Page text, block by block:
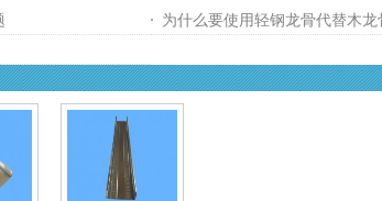
为什么要使用轻钢龙骨代替木龙